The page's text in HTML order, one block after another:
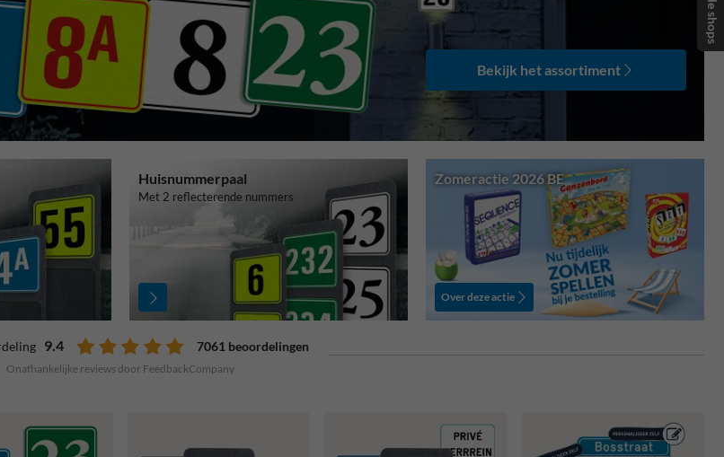
Bekijk het assortiment
Huisnummerpaal
Met 2 reflecterende nummers
Zomeractie 2026 BE
Over deze actie
9.4 7061 beoordelingen
Onafhankelijke reviews door FeedbackCompany
alle shops